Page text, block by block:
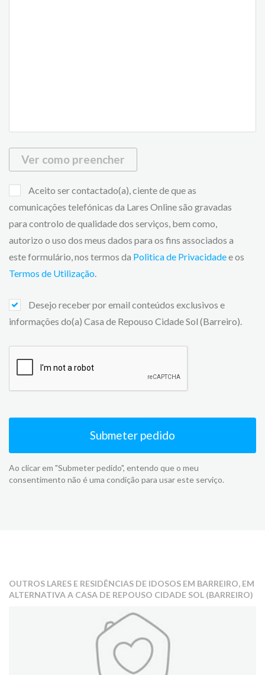
Ver como preencher
Aceito ser contactado(a), ciente de que as
comunicações telefónicas da Lares Online são gravadas
para controlo de qualidade dos serviços, bem como,
autorizo o uso dos meus dados para os fins associados a
este formulário, nos termos da Politica de Privacidadee os
Termos de Utilização.
Desejo receber por email conteúdos exclusivos e
informações do(a) Casa de Repouso Cidade Sol (Barreiro).
Submeter pedido
Ao clicar em "Submeter pedido", entendo que o meu
consentimento não é uma condição para usar este serviço.
OUTROS LARES E RESIDÊNCIAS DE IDOSOS EM BARREIRO, EM
ALTERNATIVA A CASA DE REPOUSO CIDADE SOL (BARREIRO)